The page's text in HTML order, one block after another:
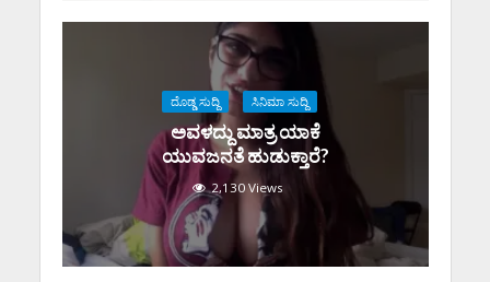
ದೊಡ್ಡ ಸುದ್ದಿ ಸಿನಿಮಾ ಸುದ್ದಿ
ಅವಳದ್ದು ಮಾತ್ರ ಯಾಕೆ
ಯುವಜನತೆ ಹುಡುಕ್ತಾರೆ?
2,130 Views